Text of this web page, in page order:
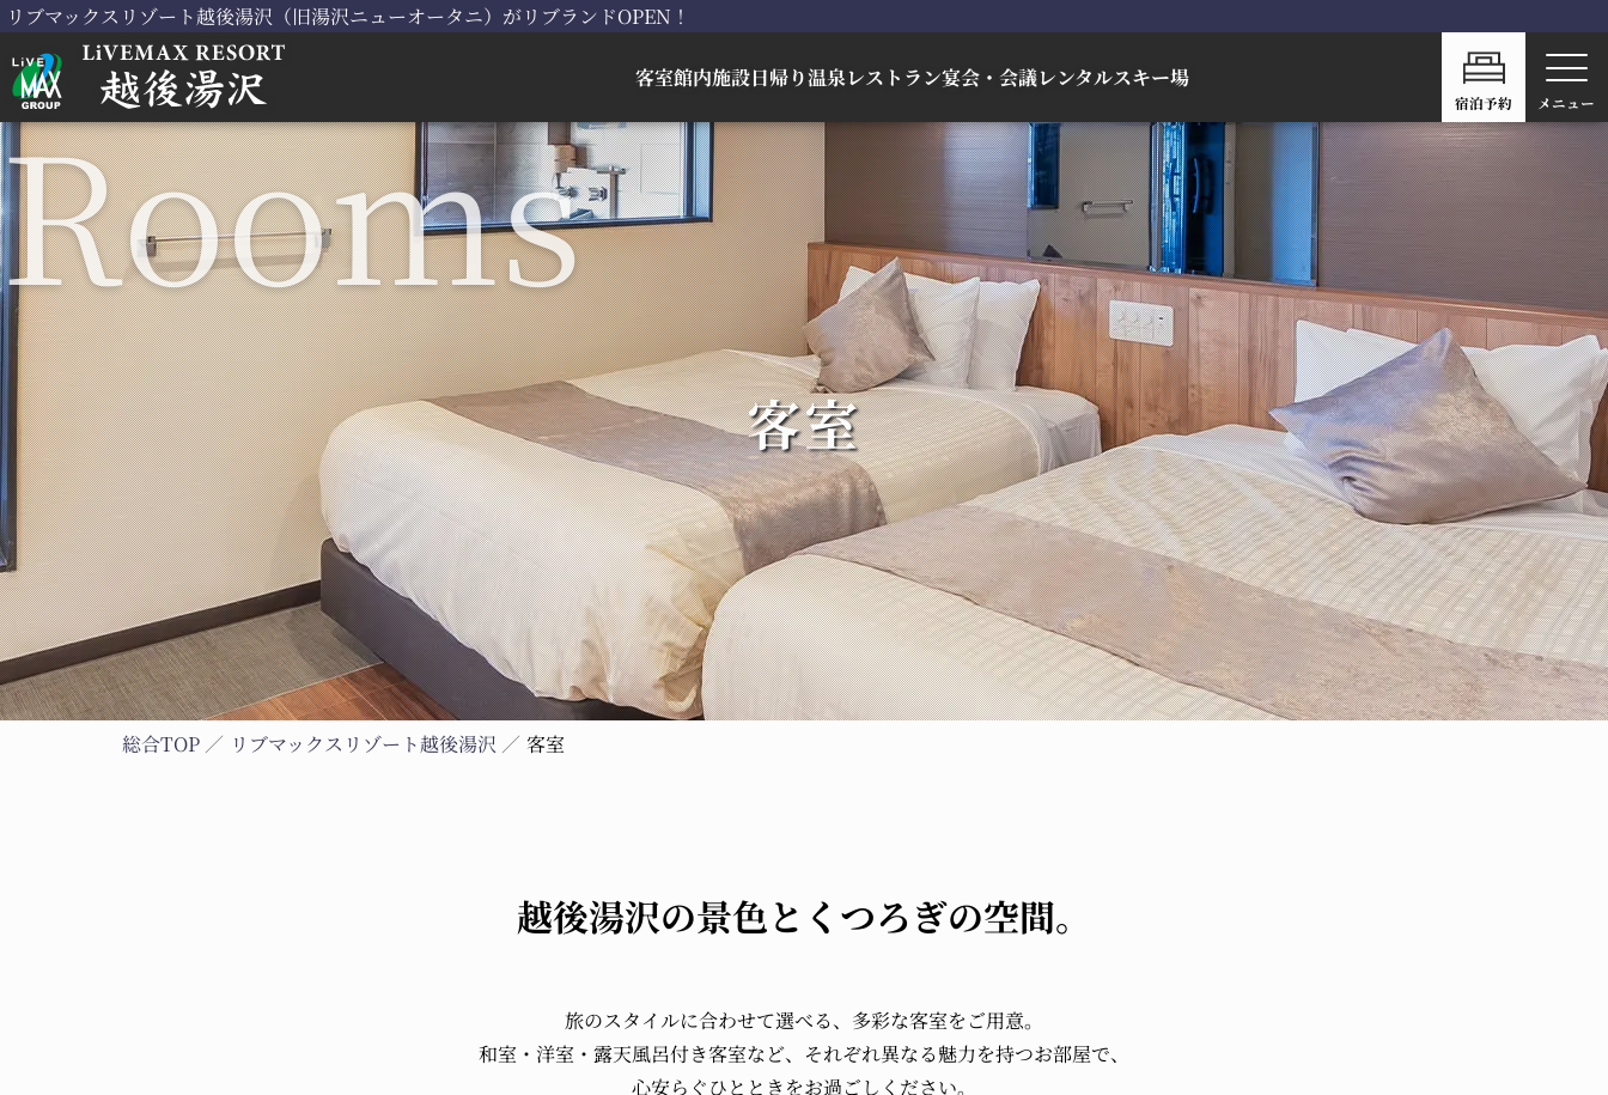
リブマックスリゾート越後湯沢（旧湯沢ニューオータニ）がリブランドOPEN！
客室館内施設日帰り温泉レストラン宴会・会議レンタルスキー場
宿泊予約 メニュー
客室
総合TOP リブマックスリゾート越後湯沢 客室
越後湯沢の景色と くつろぎの空間。
旅のスタイルに合わせて選べる、 多彩な客室をご用意。
和室・洋室・露天風呂付き客室など、 それぞれ異なる魅力を持つお部屋で、
心安らぐひとときをお過ごしください。